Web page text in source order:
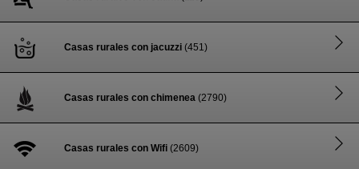
Casas rurales con jacuzzi (451)
Casas rurales con chimenea (2790)
Casas rurales con Wifi (2609)